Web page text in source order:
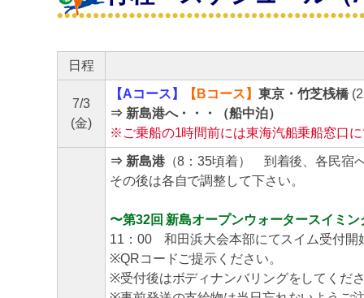
日程
7/3
(金)
【Aコース】 【Bコース】 東京・竹芝桟橋
⇒ 新島港へ・・・（船中泊）
※ご乗船の1時間前には東海汽船乗船窓口
⇒ 新島港（8：35頃着） 到着後、各民宿
その後は各自で調整して下さい。
〜第32回 新島オープンウォータースイミン
11：00 和田浜大会本部にてスイム受付開
※QRコードご提示ください。
※受付後はボディナンバリングをしてくだ